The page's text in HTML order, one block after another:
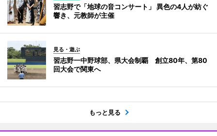
習志野で「地球の音コンサート」 異色の4人が紡ぐ
響き、元教師が主催
見る・遊ぶ
習志野一中野球部、県大会制覇 創立80年、第80
回大会で関東へ
もっと見る